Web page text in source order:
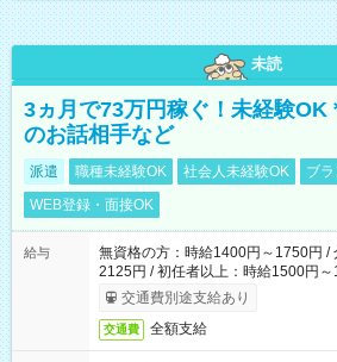
未読
3ヵ月で73万円稼ぐ！未経験OK
のお話相手など
派遣 職種未経験OK 社会人未経験OK
ブ
WEB登録・面接OK
給与
無資格の方：時給1400円～1750円 /
2125円 / 初任者以上：時給1500円～
交通費別途支給あり
交通費 全額支給